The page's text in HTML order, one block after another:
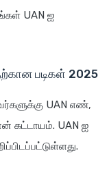
UAN ஐ
படிகள் 2025
UAN எண்,
கட்டாயம். UAN ஐ